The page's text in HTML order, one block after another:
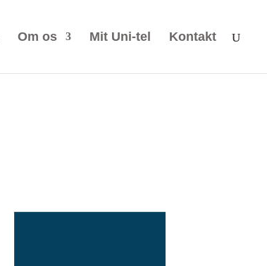
Om os Mit Uni-tel Kontakt